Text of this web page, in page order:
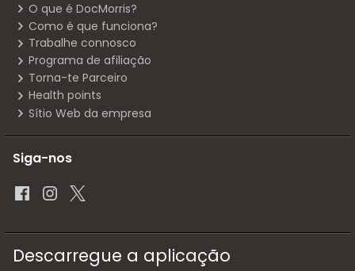
O que é DocMorris?
Como é que funciona?
Trabalhe connosco
Programa de afiliação
Torna-te Parceiro
Health points
Sítio Web da empresa
Siga-nos
Descarregue a aplicação